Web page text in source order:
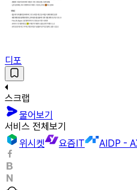
디포
스크랩
물어보기
서비스 전체보기
위시켓
요즘IT AIDP -